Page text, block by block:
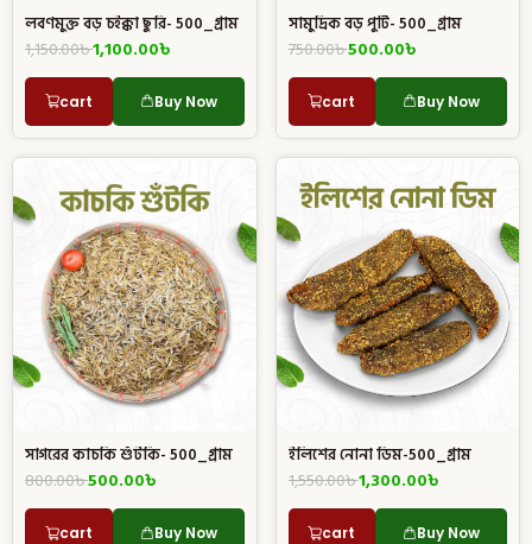
লবণমুক্ত বড় চইক্কা ছুরি- 500_গ্রাম
1,150.00৳1,100.00৳
cart Buy Now
সামুদ্রিক বড় পুটি- 500_গ্রাম
750.00৳500.00৳
cart Buy Now
সাগরের কাচকি শুঁটকি- 500_গ্রাম
800.00৳500.00৳
cart Buy Now
ইলিশের নোনা ডিম-500_গ্রাম
1,550.00৳1,300.00৳
cart Buy Now